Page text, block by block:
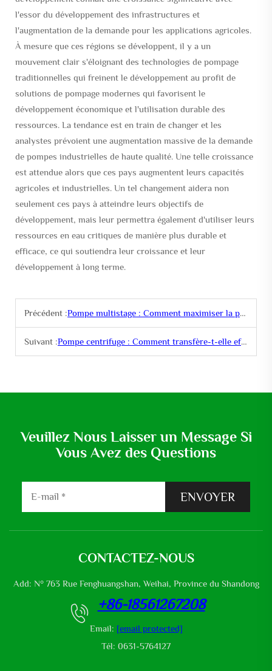
l'essor du développement des infrastructures et
l'augmentation de la demande pour les applications agricoles.
À mesure que ces régions se développent, il y a un
mouvement clair s'éloignant des technologies de pompage
traditionnelles qui freinent le développement au profit de
solutions de pompage modernes qui favorisent le
développement économique et l'utilisation durable des
ressources. La tendance est en train de changer et les
analystes prévoient une augmentation massive de la demande
de pompes industrielles de haute qualité. Une telle croissance
est attendue alors que ces pays augmentent leurs capacités
agricoles et industrielles. Un tel changement aidera non
seulement ces pays à atteindre leurs objectifs de
développement, mais leur permettra également d'utiliser leurs
ressources en eau critiques de manière plus durable et
efficace, ce qui soutiendra leur croissance et leur
développement à long terme.
Précédent :Pompe multistage : Comment maximiser la pression avec cet équipement puissant
Suivant :Pompe centrifuge : Comment transfère-t-elle efficacement les fluides ?
Veuillez Nous Laisser un Message Si
Vous Avez des Questions
ENVOYER
CONTACTEZ-NOUS
Add: N° 763 Rue Fenghuangshan, Weihai, Province du Shandong
+86-18561267208
Email: [email protected]
Tél: 0631-5764127